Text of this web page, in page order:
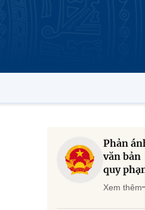
Phản
văn bản
quy
Xem thêm